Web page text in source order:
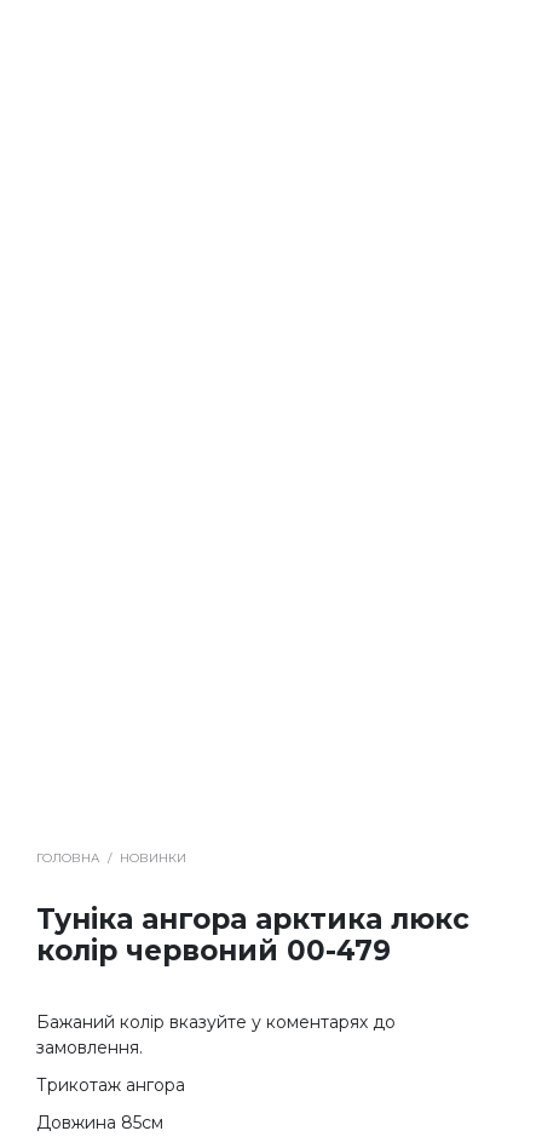
ГОЛОВНА / НОВИНКИ
Туніка ангора арктика люкс
колір червоний 00-479
Бажаний колір вказуйте у коментарях до
замовлення.
Трикотаж ангора
Довжина 85см